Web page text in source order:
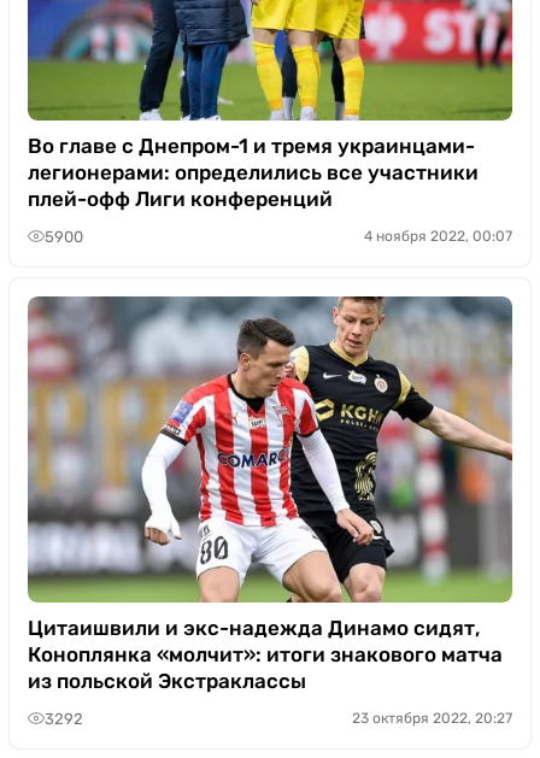
Во главе с Днепром-1 и тремя украинцами-
легионерами: определились все участники
плей-офф Лиги конференций
5900 4 ноября 2022, 00:07
Цитаишвили и экс-надежда Динамо сидят,
Коноплянка «молчит»: итоги знакового матча
из польской Экстраклассы
3292 23 октября 2022, 20:27